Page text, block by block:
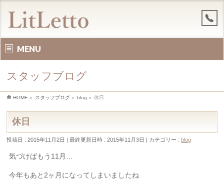
MENU
スタッフブログ
HOME » スタッフブログ » blog » 休日
休日
投稿日 : 2015年11月2日 最終更新日時 : 2015年11月3日 カテゴリー :blog
気づけばもう11月…
今年もあと2ヶ月になってしまいましたね